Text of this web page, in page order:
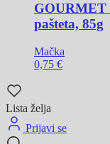
GOURMET
pašteta, 85g
Mačka
0,75 €
Lista želja
Prijavi se